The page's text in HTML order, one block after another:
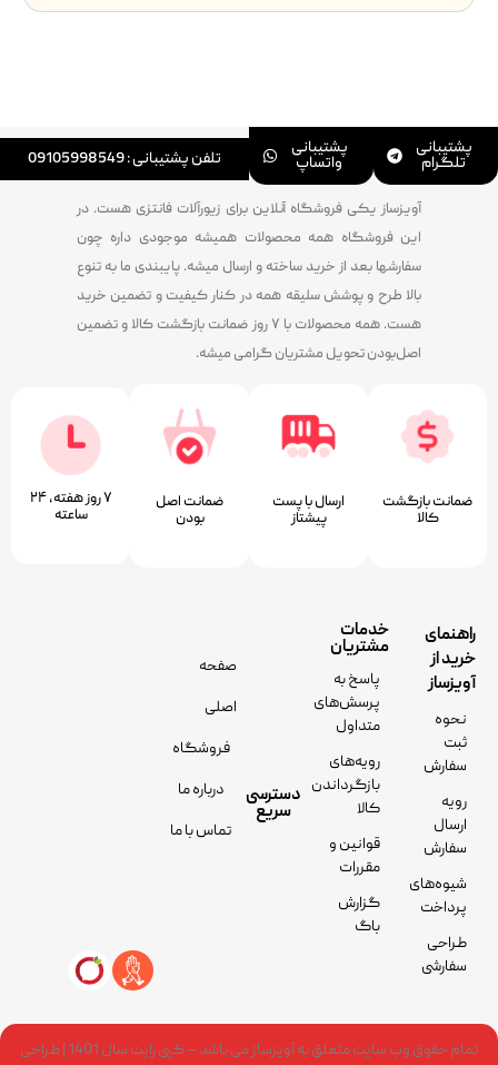
پشتیبانی
تلگرام
پشتیبانی
واتساپ تلفن پشتیبانی : 09105998549
آویزساز یکی فروشگاه آنلاین برای زیورآلات فانتزی هست. در
این فروشگاه همه محصولات همیشه موجودی داره چون
سفارشها بعد از خرید ساخته و ارسال میشه. پایبندی ما به تنوع
بالا طرح و پوشش سلیقه همه در کنار کیفیت و تضمین خرید
هست. همه محصولات با ۷ روز ضمانت بازگشت کالا و تضمین
اصل‌بودن تحویل مشتریان گرامی میشه.
ضمانت بازگشت
کالا
ارسال با پست
پیشتاز
ﺿﻤﺎﻧﺖ اﺻﻞ
ﺑﻮدن
۷ روز ﻫﻔﺘﻪ، ۲۴
ﺳﺎﻋﺘﻪ
راهنمای
خرید از
آویزساز
نحوه
ثبت
سفارش
رویه
ارسال
سفارش
شیوه‌های
پرداخت
طراحی
سفارشی
خدمات
مشتریان
پاسخ به
پرسش‌های
متداول
رویه‌های
بازگرداندن
کالا
قوانین و
مقررات
گزارش
باگ
دسترسی
سریع
صفحه
اصلی
فروشگاه
درباره ما
تماس با ما
تمام حقوق وب سایت متعلق به آویزساز می باشد – کپی رایت سال 1401 | طراحی